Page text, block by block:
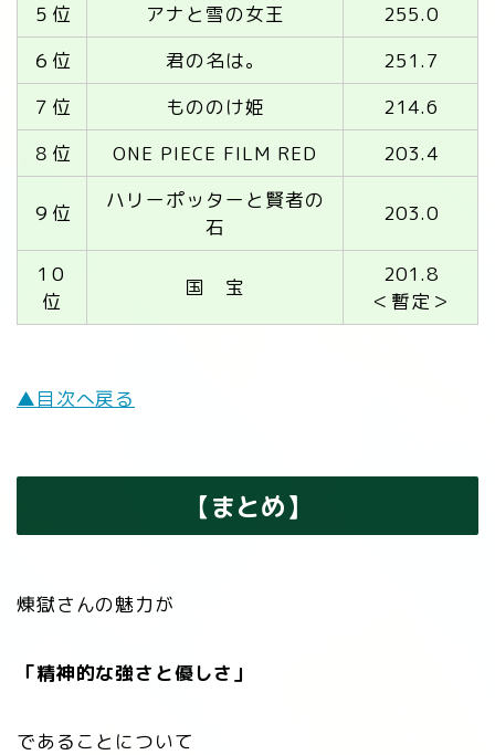
５位
アナと雪の女王
255.0
６位
君の名は。
251.7
７位
もののけ姫
214.6
８位
ONE PIECE FILM RED 203.4
９位
ハリーポッターと賢者の
石
203.0
1０
位
国 宝
201.8
＜暫定＞
▲目次へ戻る
【まとめ】
煉󠄁獄さんの魅力が
「精神的な強さと優しさ」
であることについて